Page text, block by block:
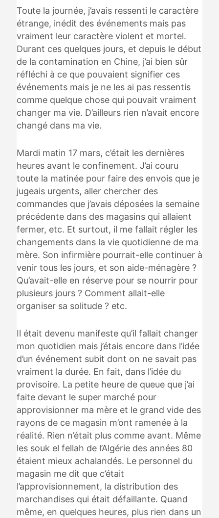
Toute la journée, j’avais ressenti le caractère
étrange, inédit des événements mais pas
vraiment leur caractère violent et mortel.
Durant ces quelques jours, et depuis le début
de la contamination en Chine, j’ai bien sûr
réfléchi à ce que pouvaient signifier ces
événements mais je ne les ai pas ressentis
comme quelque chose qui pouvait vraiment
changer ma vie. D’ailleurs rien n’avait encore
changé dans ma vie.
Mardi matin 17 mars, c’était les dernières
heures avant le confinement. J’ai couru
toute la matinée pour faire des envois que je
jugeais urgents, aller chercher des
commandes que j’avais déposées la semaine
précédente dans des magasins qui allaient
fermer, etc. Et surtout, il me fallait régler les
changements dans la vie quotidienne de ma
mère. Son infirmière pourrait-elle continuer à
venir tous les jours, et son aide-ménagère ?
Qu’avait-elle en réserve pour se nourrir pour
plusieurs jours ? Comment allait-elle
organiser sa solitude ? etc.
Il était devenu manifeste qu’il fallait changer
mon quotidien mais j’étais encore dans l’idée
d’un événement subit dont on ne savait pas
vraiment la durée. En fait, dans l’idée du
provisoire. La petite heure de queue que j’ai
faite devant le super marché pour
approvisionner ma mère et le grand vide des
rayons de ce magasin m’ont ramenée à la
réalité. Rien n’était plus comme avant. Même
les souk el fellah de l’Algérie des années 80
étaient mieux achalandés. Le personnel du
magasin me dit que c’était
l’approvisionnement, la distribution des
marchandises qui était défaillante. Quand
même, en quelques heures, plus rien dans un